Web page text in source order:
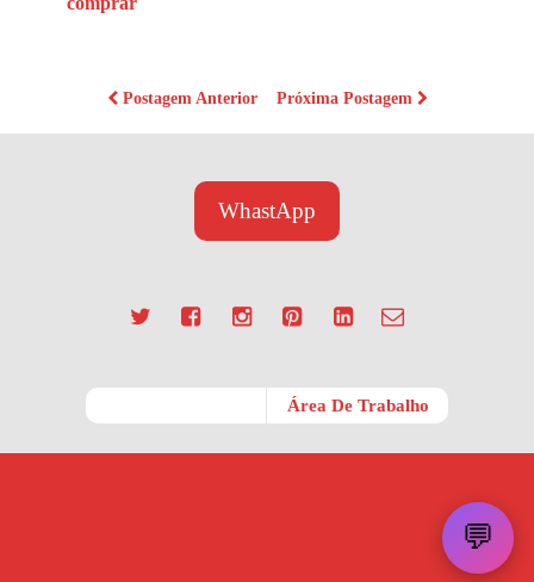
Postagem Anterior Próxima Postagem
WhastApp
💬
Área De Trabalho